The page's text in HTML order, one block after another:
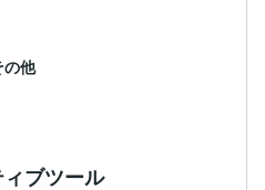
の他
ブツール